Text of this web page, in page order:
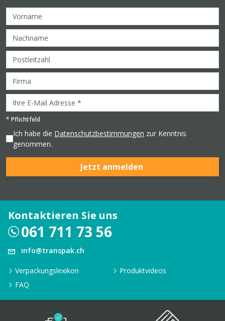
* Pflichtfeld
Ich habe die Datenschutzbestimmungen zur Kenntnis
genommen.
Jetzt anmelden
Kontaktieren Sie uns
061 711 73 56
info@transpak.ch
Verpackungslexikon
Produktvideos
FAQ